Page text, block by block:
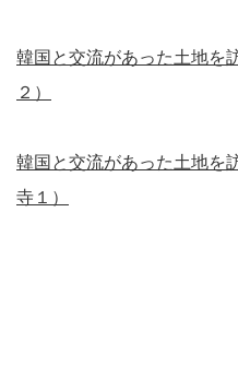
韓国と交流があった土地を
２）
韓国と交流があった土地を
寺１）